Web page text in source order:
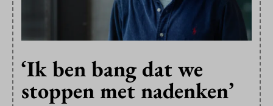
‘Ik ben bang dat we
stoppen met nadenken’